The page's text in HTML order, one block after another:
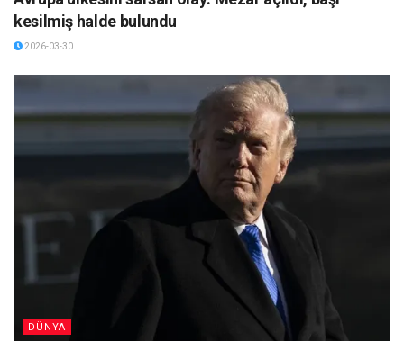
kesilmiş halde bulundu
2026-03-30
DÜNYA